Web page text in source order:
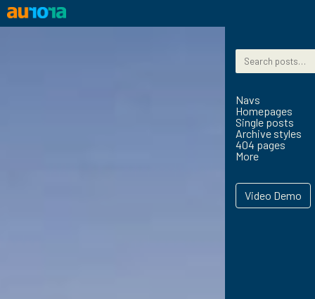
Skip to content
Search for:
Navs
Homepages
Single posts
Archive styles
404 pages
More
Video Demo